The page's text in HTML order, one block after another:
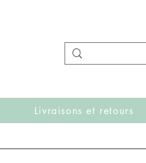
Livraisons et retours